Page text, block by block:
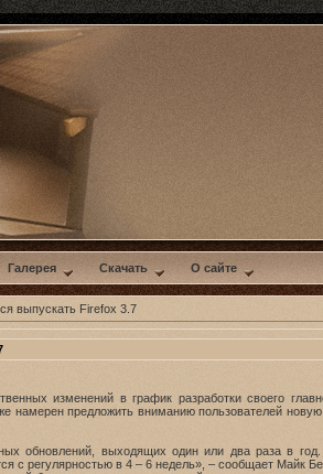
Галерея Скачать О сайте
выпускать Firefox 3.7
изменений в график разработки своего
намерен предложить вниманию пользователей
обновлений, выходящих один или два раза в
с регулярностью в 4 – 6 недель», – сообщает Майк